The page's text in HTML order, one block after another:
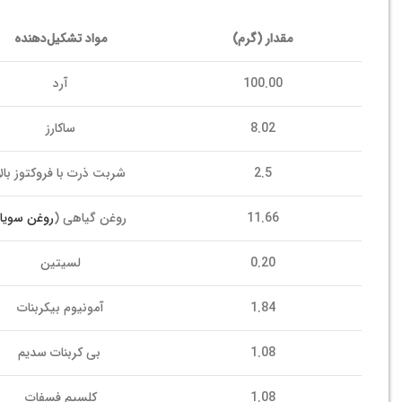
مقدار (گرم) مواد تشکیل‌دهنده
100.00 آرد
8.02 ساکارز
2.5 شربت ذرت با فروکتوز
11.66 روغن گیاهی (روغن سویا
0.20 لسیتین
1.84 آمونیوم بیکربنات
1.08 بی کربنات سدیم
1.08 کلسیم فسفات